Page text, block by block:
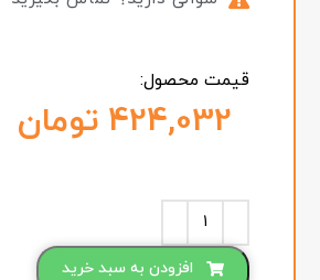
قیمت محصول:
تومان
افزودن به سبد خرید